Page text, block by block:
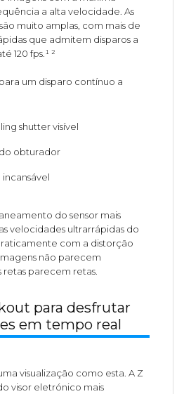
a alta velocidade. As
muito amplas, com mais de
que admitem disparos a
120 fps.¹ ²
um disparo contínuo a
shutter visível
obturador
do sensor mais
velocidades ultrarrápidas do
com a distorção
não parecem
retas parecem retas.
para desfrutar
em tempo real
visualização como esta. A Z
visor eletrónico mais